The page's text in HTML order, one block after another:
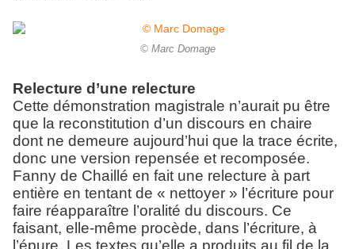
© Marc Domage
Relecture d’une relecture
Cette démonstration magistrale n’aurait pu être
que la reconstitution d’un discours en chaire
dont ne demeure aujourd’hui que la trace écrite,
donc une version repensée et recomposée.
Fanny de Chaillé en fait une relecture à part
entière en tentant de « nettoyer » l’écriture pour
faire réapparaître l’oralité du discours. Ce
faisant, elle-même procède, dans l’écriture, à
l’épure. Les textes qu’elle a produits au fil de la